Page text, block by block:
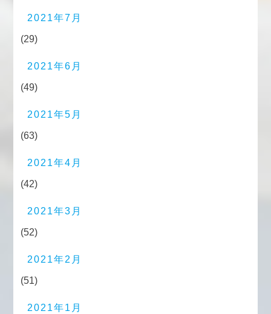
2021年7月
(29)
2021年6月
(49)
2021年5月
(63)
2021年4月
(42)
2021年3月
(52)
2021年2月
(51)
2021年1月